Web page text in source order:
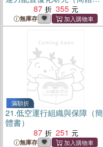
87 355
無庫存
滿額折
21.低空運行組織與保障（簡
體書）
87
251
無庫存